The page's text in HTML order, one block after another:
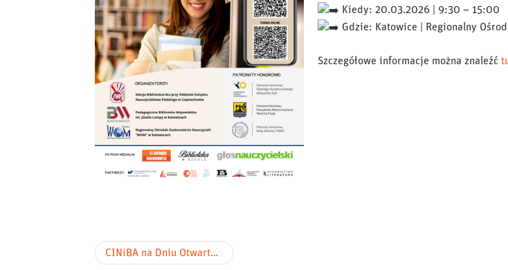
Kiedy: 20.03.2026 | 9:30 – 15:00
Gdzie: Katowice | Regionalny
Szczegółowe informacje można znaleźć
Nawigacja
CINiBA na Dniu Otwartym UŚ (10 marca 2026 r.): fotorelacja